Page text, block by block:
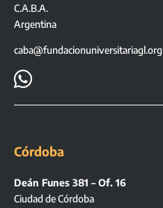
C.A.B.A.
Argentina
caba@fundacionuniversitariagl.org

Córdoba
Deán Funes 381 – Of. 16
Ciudad de Córdoba